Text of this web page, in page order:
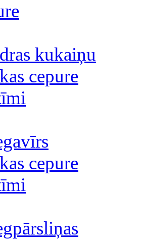
kukaiņu
cepure
cepure